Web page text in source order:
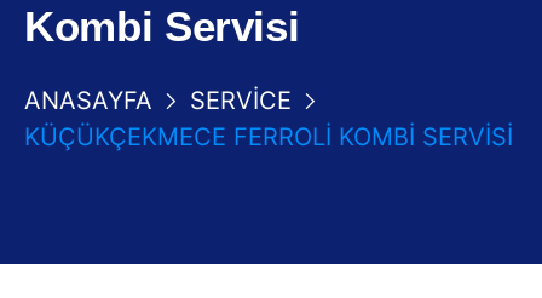
Kombi Servisi
ANASAYFA
SERVICE
KÜÇÜKÇEKMECE FERROLI KOMBI SERVISI